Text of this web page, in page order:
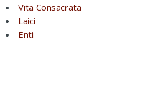
Vita Consacrata
Laici
Enti